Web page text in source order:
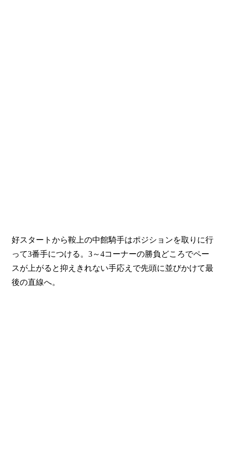
好スタートから鞍上の中館騎手はポジションを取りに行
って3番手につける。3～4コーナーの勝負どころでペー
スが上がると抑えきれない手応えで先頭に並びかけて最
後の直線へ。